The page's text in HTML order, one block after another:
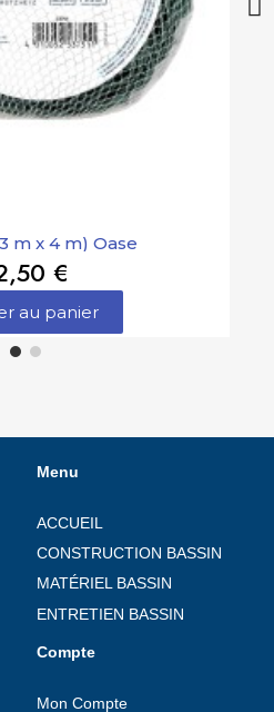
m x 4 m) Oase
€
au panier
Menu
ACCUEIL
CONSTRUCTION BASSIN
MATÉRIEL BASSIN
ENTRETIEN BASSIN
Compte
Mon Compte